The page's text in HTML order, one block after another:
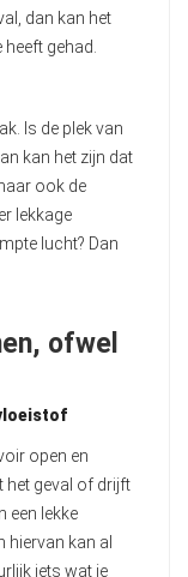
dan kan het
gehad.
Is de plek van
kan het zijn dat
ook de
lekkage
lucht? Dan
ofwel
open en
het geval of drijft
een lekke
hiervan kan al
iets wat je